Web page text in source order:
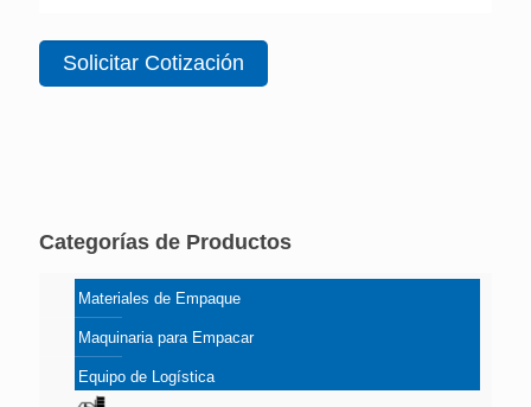
Solicitar Cotización
Categorías de Productos
Materiales de Empaque
Maquinaria para Empacar
Equipo de Logística